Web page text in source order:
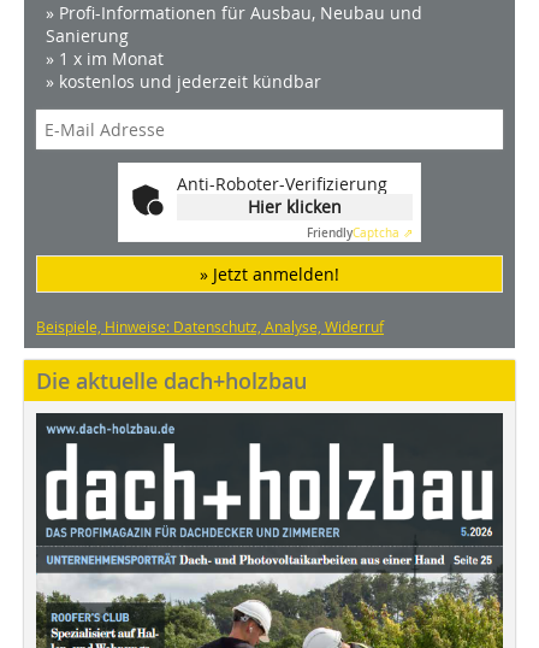
» Profi-Informationen für Ausbau, Neubau und
Sanierung
» 1 x im Monat
» kostenlos und jederzeit kündbar
Anti-Roboter-Verifizierung
Hier klicken
FriendlyCaptcha ⇗
» Jetzt anmelden!
Beispiele, Hinweise: Datenschutz, Analyse, Widerruf
Die aktuelle dach+holzbau